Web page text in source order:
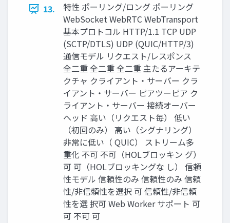
13.
特性 ポーリング/ロング ポーリング
WebSocket WebRTC WebTransport
基本プロトコル HTTP/1.1 TCP UDP
(SCTP/DTLS) UDP (QUIC/HTTP/3)
通信モデル リクエスト/レスポンス
全二重 全二重 全二重 主たるアーキテ
クチャ クライアント・サーバー クラ
イアント・サーバー ピアツーピア ク
ライアント・サーバー 接続オーバー
ヘッド 高い（リクエスト毎） 低い
（初回のみ） 高い（シグナリング）
非常に低い（ QUIC） ストリーム多
重化 不可 不可（HOLブロッキン グ）
可 可（HOLブロッキングな し） 信頼
性モデル 信頼性のみ 信頼性のみ 信頼
性/非信頼性を選択 可 信頼性/非信頼
性を選 択可 Web Worker サポート 可
可 不可 可